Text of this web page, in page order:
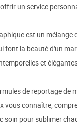
un service
est un
font la beauté d'un
et
de reportage de
vous connaître,
soin pour sublimer